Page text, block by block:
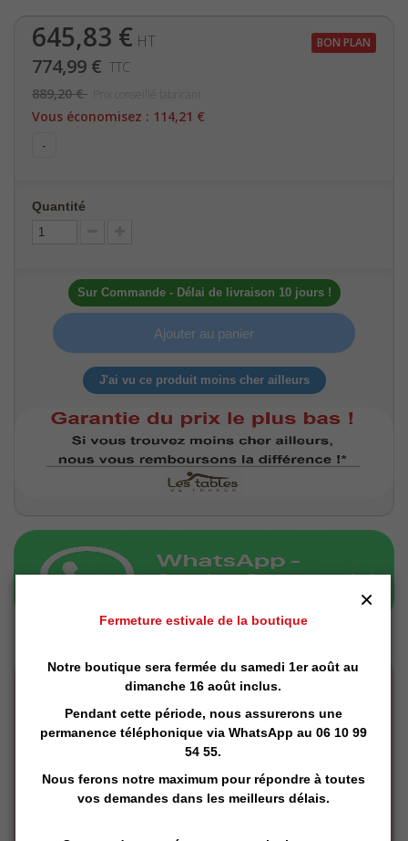
645,83 € HT BON PLAN
774,99 € TTC
889,20 €
Vous économisez : 114,21 €
-
Quantité
Sur Commande - Délai de livraison 10 jours !
Ajouter au panier
J'ai vu ce produit moins cher ailleurs
Fermeture estivale de la boutique
Notre boutique sera fermée du samedi 1er août au
dimanche 16 août inclus.
Pendant cette période, nous assurerons une
permanence téléphonique via WhatsApp au 06 10 99
54 55.
Nous ferons notre maximum pour répondre à toutes
vos demandes dans les meilleurs délais.
×